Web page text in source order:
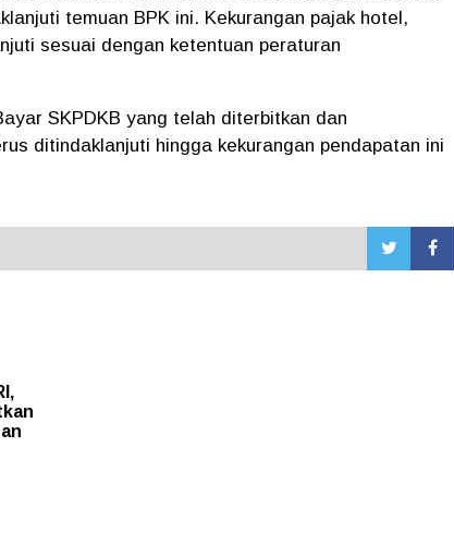
temuan BPK ini. Kekurangan pajak hotel,
sesuai dengan ketentuan peraturan
SKPDKB yang telah diterbitkan dan
ditindaklanjuti hingga kekurangan pendapatan ini